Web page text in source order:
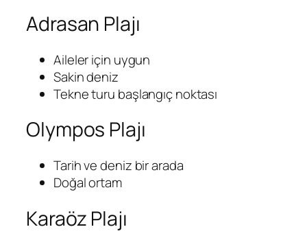
Adrasan Plajı
Aileler için uygun
Sakin deniz
Tekne turu başlangıç noktası
Olympos Plajı
Tarih ve deniz bir arada
Doğal ortam
Karaöz Plajı